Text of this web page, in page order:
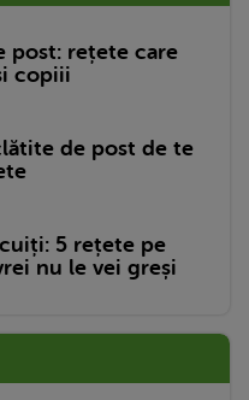
post: rețete care
copiii
de post de te
5 rețete pe
nu le vei greși